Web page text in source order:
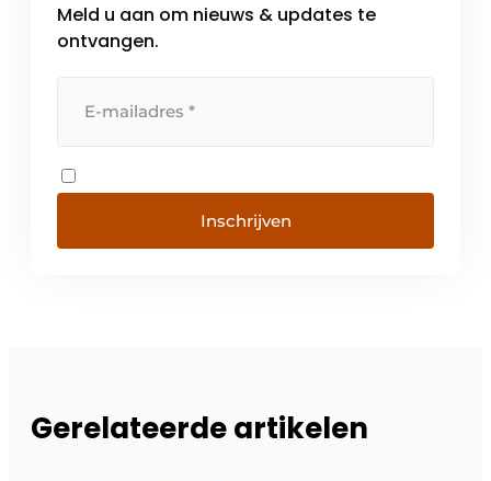
Meld u aan om nieuws & updates te
ontvangen.
Inschrijven
Gerelateerde artikelen